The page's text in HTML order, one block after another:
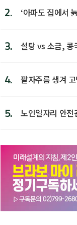
2.
‘아파도 집에서
3. 설탕 vs 소금, 콩
4. 팔자주름 생겨
5.
노인일자리 안